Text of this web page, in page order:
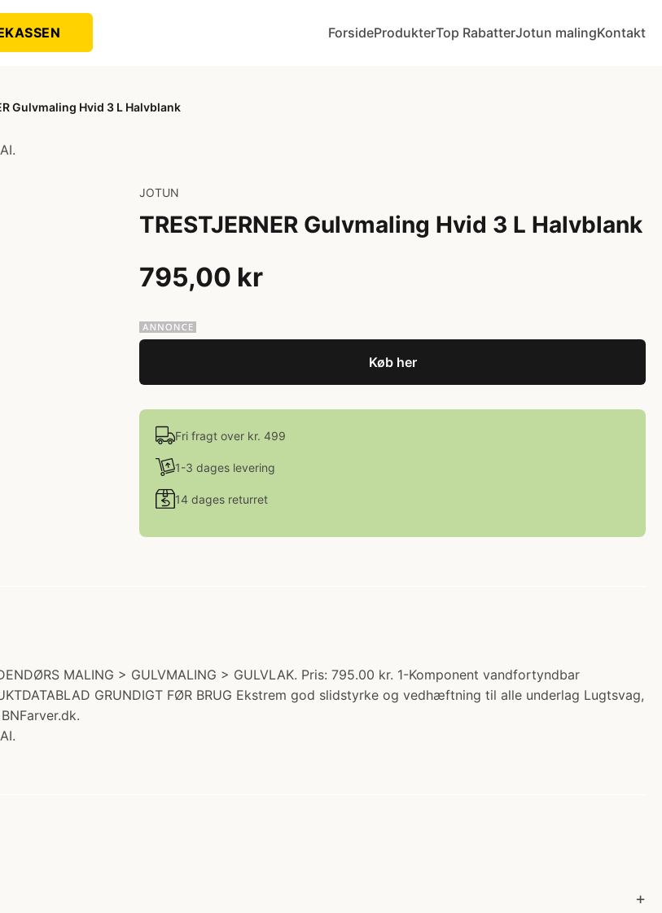
ForsideProdukterTop RabatterJotun malingKontakt
Gulvmaling Hvid 3 L Halvblank
JOTUN
TRESTJERNER Gulvmaling Hvid 3 L Halvblank
795,00 kr
Køb her
Fri fragt over kr. 499
1-3 dages levering
14 dages returret
MALING > GULVMALING > GULVLAK. Pris: 795.00 kr. 1-Komponent vandfortyndbar
GRUNDIGT FØR BRUG Ekstrem god slidstyrke og vedhæftning til alle underlag Lugtsvag,